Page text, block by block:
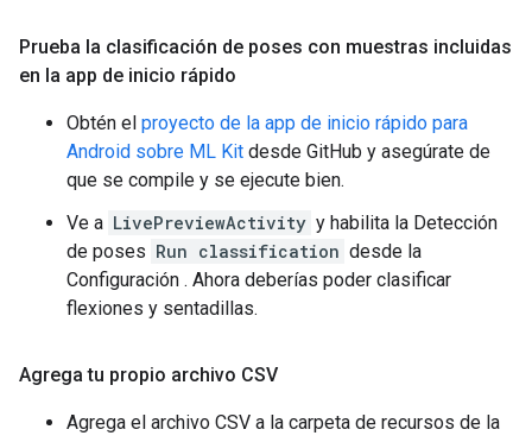
Prueba la clasificación de poses con muestras incluidas
en la app de inicio rápido
Obtén el proyecto de la app de inicio rápido para
Android sobre ML Kit desde GitHub y asegúrate de
que se compile y se ejecute bien.
Ve a LivePreviewActivity y habilita la Detección
de poses Run classification desde la
Configuración . Ahora deberías poder clasificar
flexiones y sentadillas.
Agrega tu propio archivo CSV
Agrega el archivo CSV a la carpeta de recursos de la